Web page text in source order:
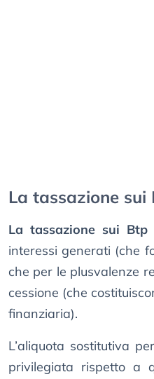
La tassazione sui
La tassazione sui
interessi generati (che
che per le plusvalenze
cessione (che
finanziaria).
L’aliquota sostitutiva
privilegiata rispetto a